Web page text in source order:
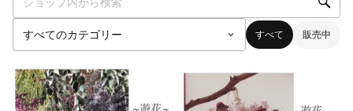
すべて 販売中